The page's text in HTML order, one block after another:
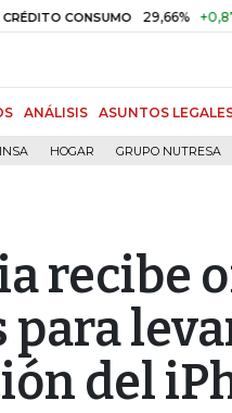
29,66% +0,87%
ANÁLISIS ASUNTOS
HOGAR GRUPO NUTRESA
recibe
del